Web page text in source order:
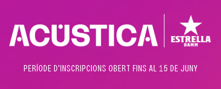
PERÍODE D'INSCRIPCIONS OBERT FINS AL 15 DE JUNY